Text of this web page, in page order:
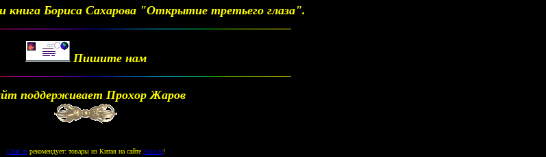
книга Бориса Сахарова "Открытие третьего глаза".
Пишите нам
поддерживает Прохор Жаров
Chat.ruрекомендует: товары из Китая на сайте Asia.ru!